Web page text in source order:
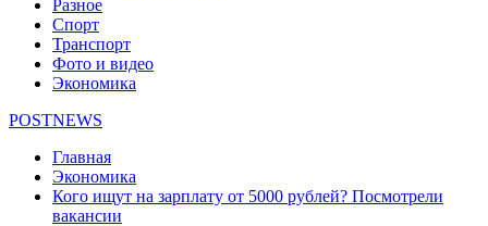
Разное
Спорт
Транспорт
Фото и видео
Экономика
POSTNEWS
Главная
Экономика
Кого ищут на зарплату от 5000 рублей? Посмотрели
вакансии